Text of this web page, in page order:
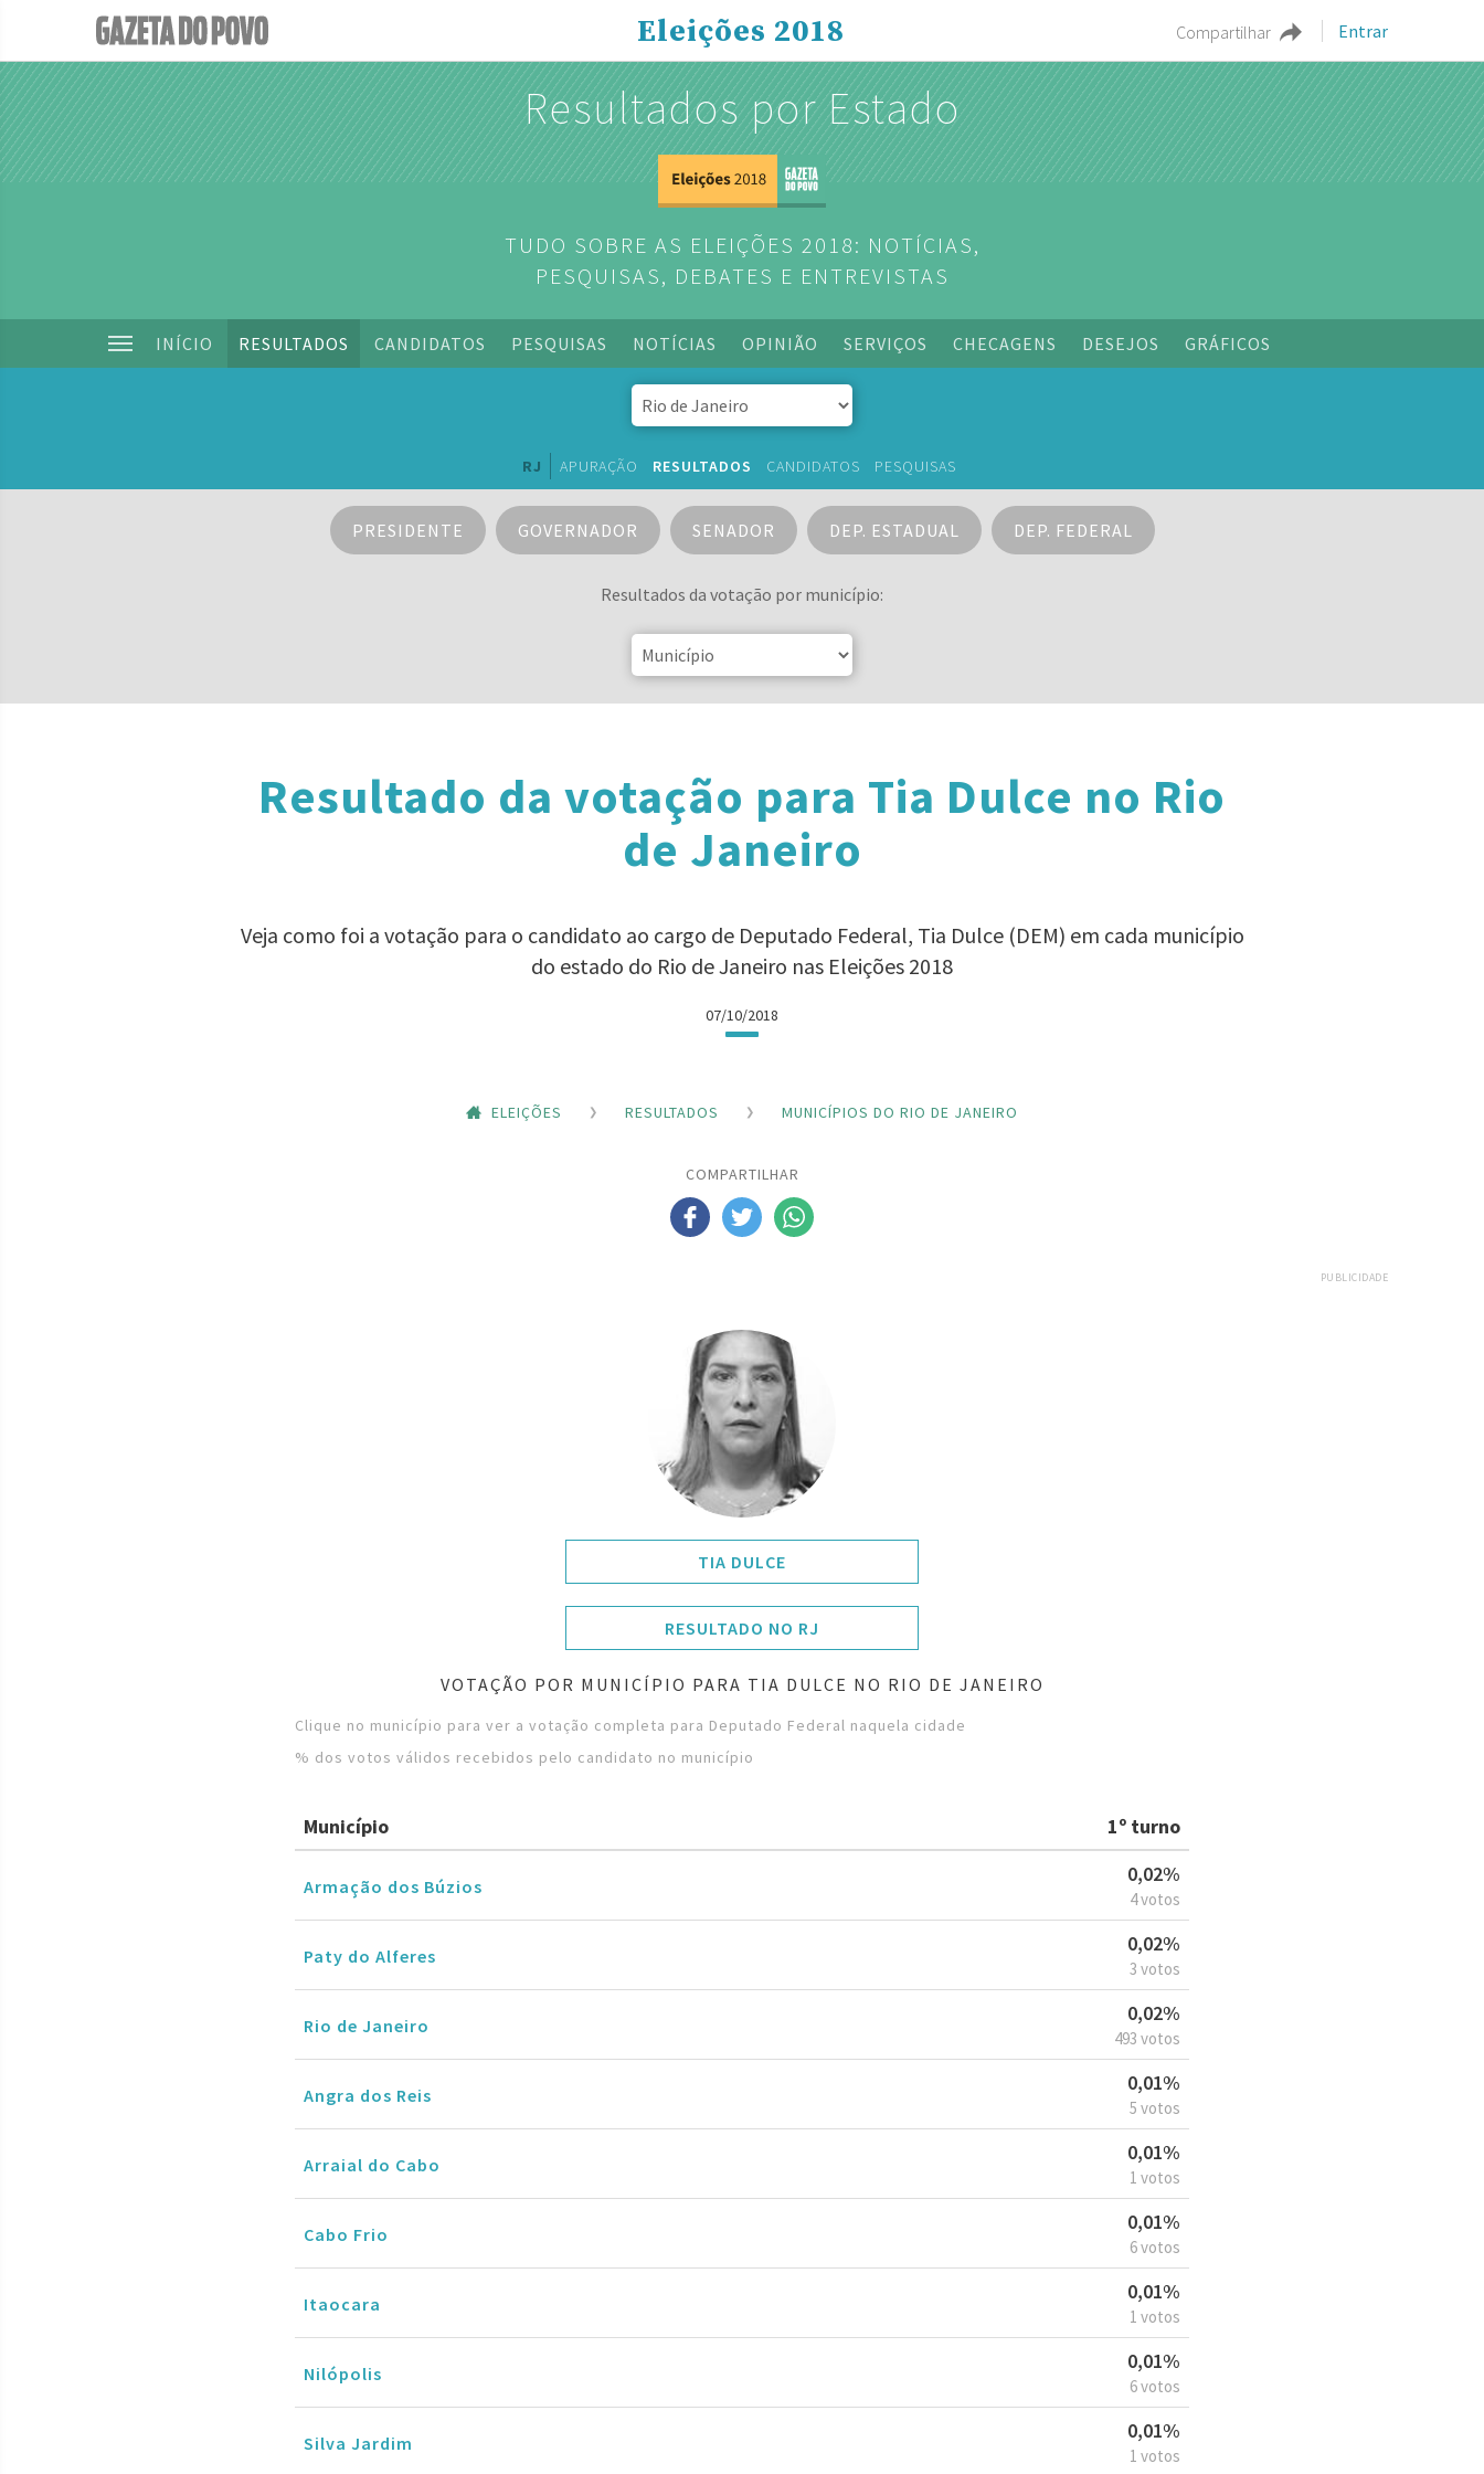
Compartilhar Entrar
Eleições 2018
Resultados por Estado
TUDO SOBRE AS ELEIÇÕES 2018: NOTÍCIAS,
PESQUISAS, DEBATES E ENTREVISTAS
INÍCIO RESULTADOS CANDIDATOS PESQUISAS NOTÍCIAS OPINIÃO SERVIÇOS CHECAGENS DESEJOS GRÁFICOS
RJ APURAÇÃO RESULTADOS CANDIDATOS PESQUISAS
PRESIDENTE GOVERNADOR SENADOR DEP. ESTADUAL DEP. FEDERAL
Resultados da votação por município:
Resultado da votação para Tia Dulce no Rio
de Janeiro
Veja como foi a votação para o candidato ao cargo de Deputado Federal, Tia Dulce (DEM) em cada município
do estado do Rio de Janeiro nas Eleições 2018
07/10/2018
ELEIÇÕES RESULTADOS MUNICÍPIOS DO RIO DE JANEIRO
COMPARTILHAR
PUBLICIDADE
TIA DULCE
RESULTADO NO RJ
VOTAÇÃO POR MUNICÍPIO PARA TIA DULCE NO RIO DE JANEIRO
Clique no município para ver a votação completa para Deputado Federal naquela cidade
% dos votos válidos recebidos pelo candidato no município
Município 1º turno
Armação dos Búzios
0,02%
4 votos
Paty do Alferes
0,02%
3 votos
Rio de Janeiro
0,02%
493 votos
Angra dos Reis
0,01%
5 votos
Arraial do Cabo
0,01%
1 votos
Cabo Frio
0,01%
6 votos
Itaocara
0,01%
1 votos
Nilópolis
0,01%
6 votos
Silva Jardim
0,01%
1 votos